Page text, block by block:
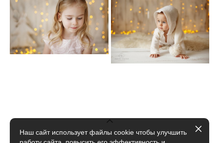
Наш сайт использует файлы cookie чтобы улучшить